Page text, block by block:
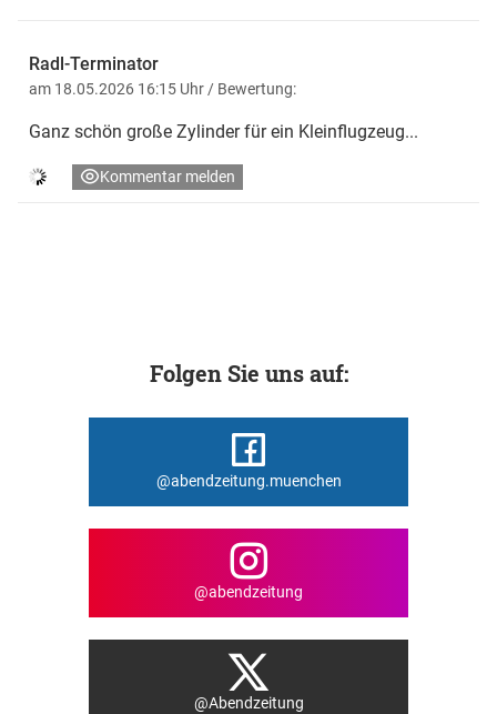
Radl-Terminator
am 18.05.2026 16:15 Uhr / Bewertung:
Ganz schön große Zylinder für ein Kleinflugzeug...
Kommentar melden
Folgen Sie uns auf:
@abendzeitung.muenchen
@abendzeitung
@Abendzeitung